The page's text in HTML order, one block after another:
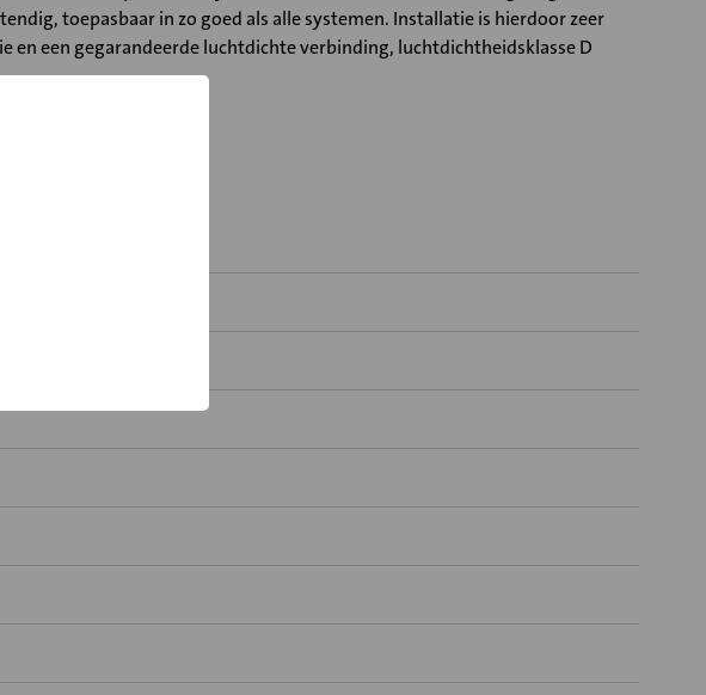
toepasbaar in zo goed als alle systemen. Installatie is hierdoor zeer
een gegarandeerde luchtdichte verbinding, luchtdichtheidsklasse D